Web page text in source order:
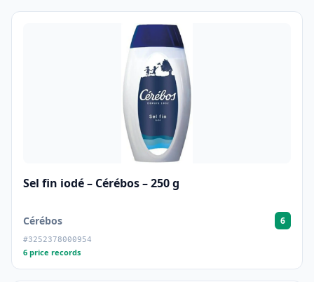
Sel fin iodé – Cérébos – 250 g
Cérébos 6
#3252378000954
6 price records